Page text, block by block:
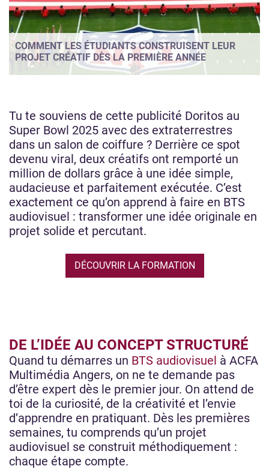
COMMENT LES ÉTUDIANTS CONSTRUISENT LEUR
PROJET CRÉATIF DÈS LA PREMIÈRE ANNÉE
Tu te souviens de cette publicité Doritos au
Super Bowl 2025 avec des extraterrestres
dans un salon de coiffure ? Derrière ce spot
devenu viral, deux créatifs ont remporté un
million de dollars grâce à une idée simple,
audacieuse et parfaitement exécutée. C’est
exactement ce qu’on apprend à faire en BTS
audiovisuel : transformer une idée originale en
projet solide et percutant.
DÉCOUVRIR LA FORMATION
DE L’IDÉE AU CONCEPT STRUCTURÉ
Quand tu démarres un BTS audiovisuel à ACFA
Multimédia Angers, on ne te demande pas
d’être expert dès le premier jour. On attend de
toi de la curiosité, de la créativité et l’envie
d’apprendre en pratiquant. Dès les premières
semaines, tu comprends qu’un projet
audiovisuel se construit méthodiquement :
chaque étape compte.